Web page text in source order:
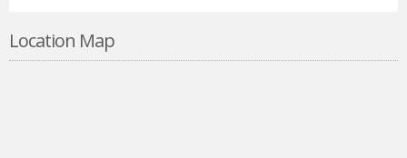
Location Map